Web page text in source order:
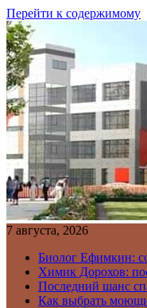
Перейти к содержимому
7 августа, 2026
Биолог Ефимкин:
Химик Дорохов:
Последний шанс
Как выбрать